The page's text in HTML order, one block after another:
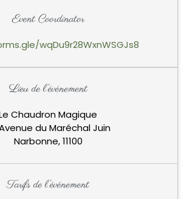
Event Coordinator
wqDu9r28WxnWSGJs8
Lieu de l’événement
Chaudron Magique
du Maréchal Juin
Narbonne, 11100
Tarifs de l’événement